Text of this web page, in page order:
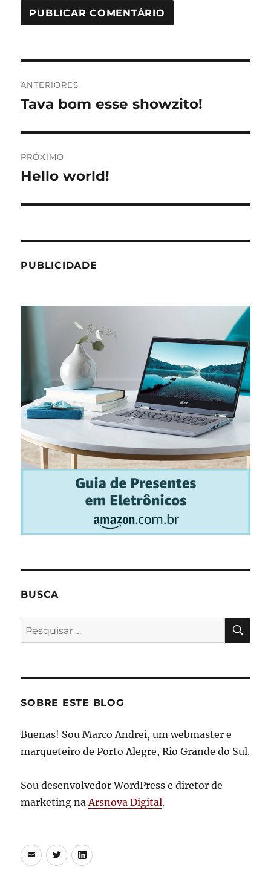
de
ANTERIORES
Post
Tava bom esse showzito!
PRÓXIMO
Próximo
Hello world!
PUBLICIDADE
BUSCA
Pesquisar
por:
SOBRE ESTE BLOG
Buenas! Sou Marco Andrei, um webmaster e
marqueteiro de Porto Alegre, Rio Grande do Sul.
Sou desenvolvedor WordPress e diretor de
marketing naArsnova Digital.
E-
TwitterLinkedIn